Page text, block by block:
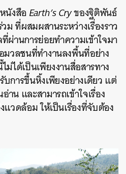
นังสือEarth’s Cryของฐิติพันธ์
ม ที่ผสมผสานระหว่างเรื่องราว
านการย่อยทำความเข้าใจมา
วลชนที่ทำงานลงพื้นที่อย่าง
ม่ได้เป็นเพียงงานสื่อสารทาง
การขึ้นหิ้งเพียงอย่างเดียว แต่
น และสามารถเข้าใจเรื่อง
วดล้อม ให้เป็นเรื่องที่จับต้อง